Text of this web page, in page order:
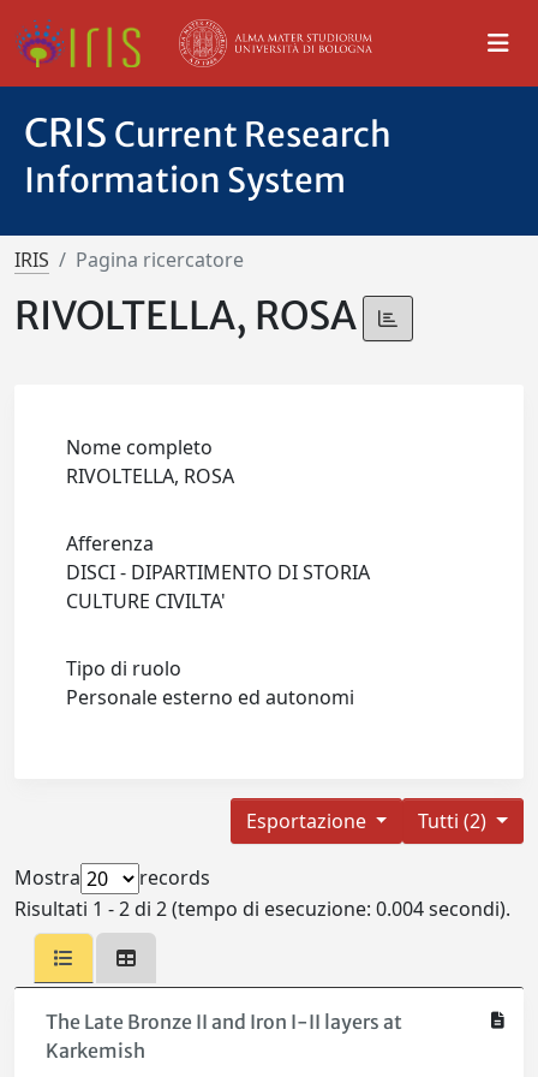
CRIS Current Research
Information System
IRIS Pagina ricercatore
RIVOLTELLA, ROSA
Nome completo
RIVOLTELLA, ROSA
Afferenza
DISCI - DIPARTIMENTO DI STORIA
CULTURE CIVILTA'
Tipo di ruolo
Personale esterno ed autonomi
Tutti (2)
Esportazione
Mostra
records
Risultati 1 - 2 di 2 (tempo di esecuzione: 0.004 secondi).
The Late Bronze II and Iron I-II layers at
Karkemish